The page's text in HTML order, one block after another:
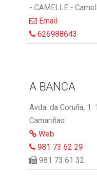
- CAMELLE -
Email
626988643
A BANCA
Avda. da Coruña,
Camariñas
Web
981 73 62 29
981 73 61 32